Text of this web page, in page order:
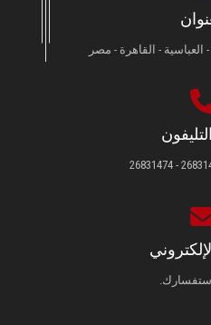
العباسية - القاهرة - مصر